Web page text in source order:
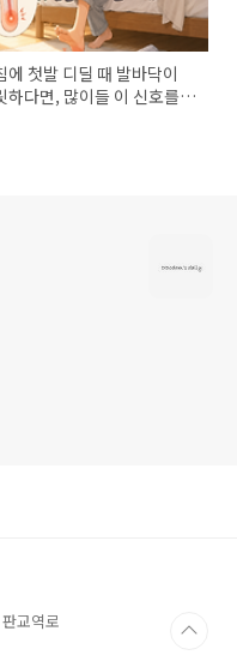
에 첫발 디딜 때 발바닥이
하다면, 많이들 이 신호를
교역로